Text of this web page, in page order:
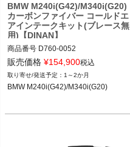
BMW M240i(G42)/M340i(G20)
カーボンファイバー コールドエ
アインテークキット(ブレース無
用)【DINAN】
商品番号 D760-0052
BMW M240i(G42) 21-
BMW M440i(G22,G23,G26) 20-
販売価格 ¥154,900税込
1～2か月
BMW M240i(G42)/M340i(G20)